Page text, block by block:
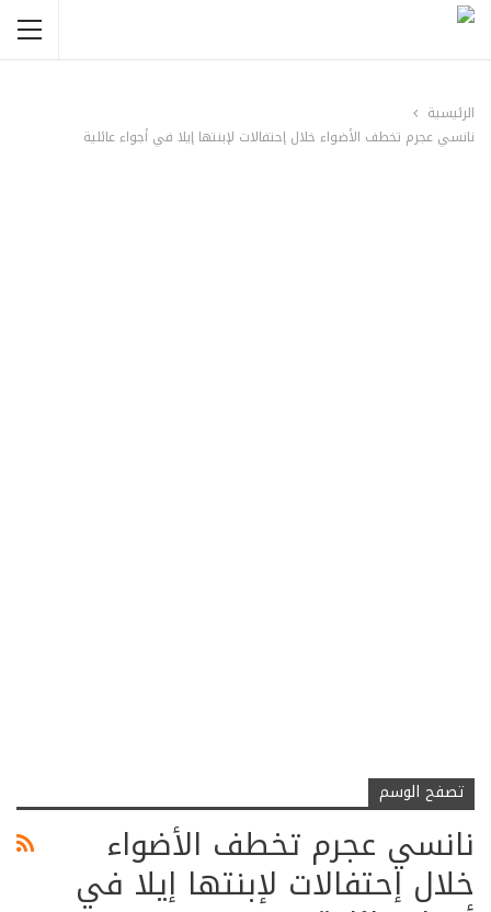
الرئيسية
نانسي عجرم تخطف الأضواء خلال إحتفالات لإبنتها إيلا في أجواء عائلية
تصفح الوسم
نانسي عجرم تخطف الأضواء
خلال إحتفالات لإبنتها إيلا في